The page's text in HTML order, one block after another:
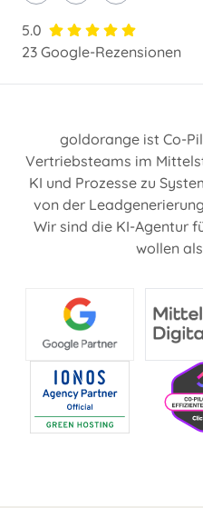
5.0
23 Google-Rezensionen
goldorange ist Co-
Vertriebsteams im
KI und Prozesse zu
von der
Wir sind die KI-Agentur
wollen